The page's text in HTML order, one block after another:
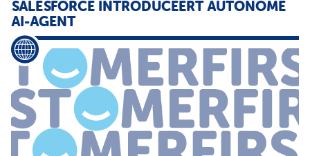
SALESFORCE INTRODUCEERT AUTONOME
AI-AGENT